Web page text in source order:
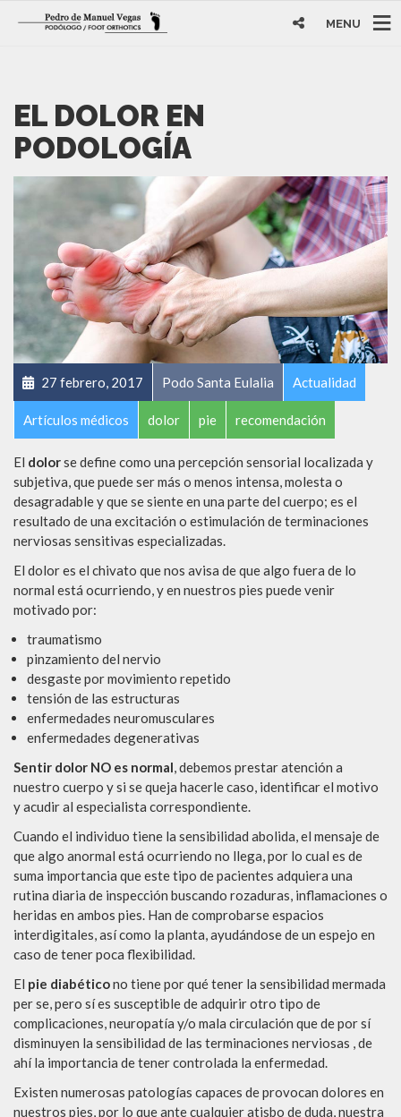
MENU
EL DOLOR EN
PODOLOGÍA
27 febrero, 2017 Podo Santa Eulalia Actualidad
Artículos médicos dolor pie recomendación
El dolorse define como una percepción sensorial localizada y
subjetiva, que puede ser más o menos intensa, molesta o
desagradable y que se siente en una parte del cuerpo; es el
resultado de una excitación o estimulación de terminaciones
nerviosas sensitivas especializadas.
El dolor es el chivato que nos avisa de que algo fuera de lo
normal está ocurriendo, y en nuestros pies puede venir
motivado por:
traumatismo
pinzamiento del nervio
desgaste por movimiento repetido
tensión de las estructuras
enfermedades neuromusculares
enfermedades degenerativas
Sentir dolor NO es normal, debemos prestar atención a
nuestro cuerpo y si se queja hacerle caso, identificar el motivo
y acudir al especialista correspondiente.
Cuando el individuo tiene la sensibilidad abolida, el mensaje de
que algo anormal está ocurriendo no llega, por lo cual es de
suma importancia que este tipo de pacientes adquiera una
rutina diaria de inspección buscando rozaduras, inflamaciones o
heridas en ambos pies. Han de comprobarse espacios
interdigitales, así como la planta, ayudándose de un espejo en
caso de tener poca flexibilidad.
El pie diabéticono tiene por qué tener la sensibilidad mermada
per se, pero sí es susceptible de adquirir otro tipo de
complicaciones, neuropatía y/o mala circulación que de por sí
disminuyen la sensibilidad de las terminaciones nerviosas , de
ahí la importancia de tener controlada la enfermedad.
Existen numerosas patologías capaces de provocan dolores en
nuestros pies, por lo que ante cualquier atisbo de duda, nuestra